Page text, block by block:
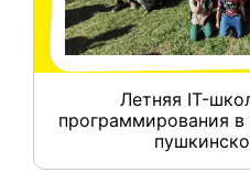
Летняя IT-
программирования